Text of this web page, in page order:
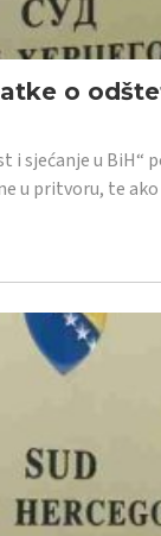
o
i sjećanje u
u pritvoru, te